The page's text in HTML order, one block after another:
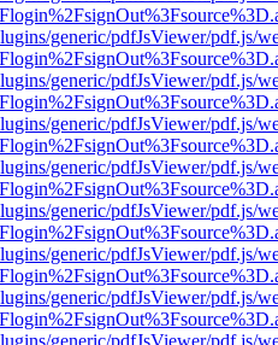
generic/pdfJsViewer/pdf.js/
generic/pdfJsViewer/pdf.js/
generic/pdfJsViewer/pdf.js/
generic/pdfJsViewer/pdf.js/
generic/pdfJsViewer/pdf.js/
generic/pdfJsViewer/pdf.js/
generic/pdfJsViewer/pdf.js/
generic/pdfJsViewer/pdf.js/